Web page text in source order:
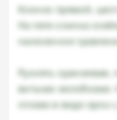
Клинок прямой,
На пяте клинка
нанесенное
Рукоять оранжевая,
витыми желобками.
сплава в виде орла